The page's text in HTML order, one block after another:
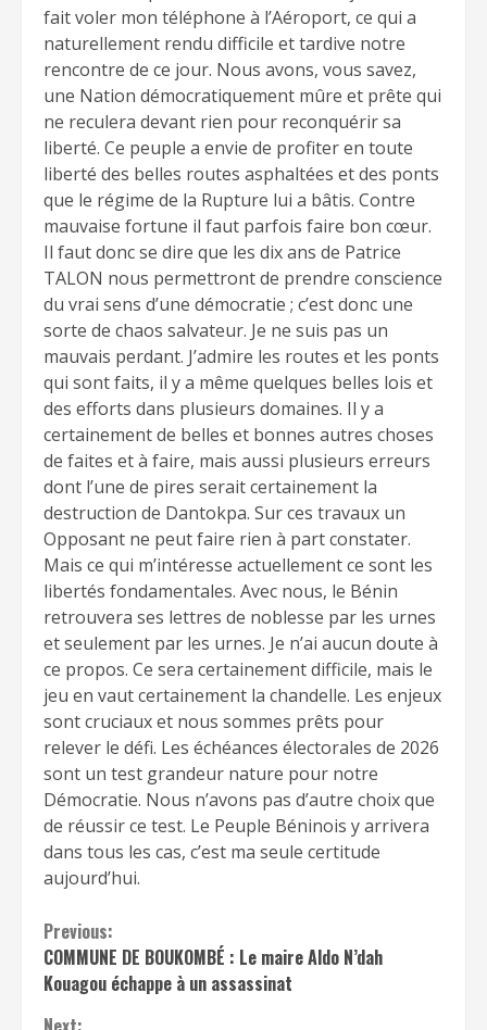
fait voler mon téléphone à l’Aéroport, ce qui a
naturellement rendu difficile et tardive notre
rencontre de ce jour. Nous avons, vous savez,
une Nation démocratiquement mûre et prête qui
ne reculera devant rien pour reconquérir sa
liberté. Ce peuple a envie de profiter en toute
liberté des belles routes asphaltées et des ponts
que le régime de la Rupture lui a bâtis. Contre
mauvaise fortune il faut parfois faire bon cœur.
Il faut donc se dire que les dix ans de Patrice
TALON nous permettront de prendre conscience
du vrai sens d’une démocratie ; c’est donc une
sorte de chaos salvateur. Je ne suis pas un
mauvais perdant. J’admire les routes et les ponts
qui sont faits, il y a même quelques belles lois et
des efforts dans plusieurs domaines. Il y a
certainement de belles et bonnes autres choses
de faites et à faire, mais aussi plusieurs erreurs
dont l’une de pires serait certainement la
destruction de Dantokpa. Sur ces travaux un
Opposant ne peut faire rien à part constater.
Mais ce qui m’intéresse actuellement ce sont les
libertés fondamentales. Avec nous, le Bénin
retrouvera ses lettres de noblesse par les urnes
et seulement par les urnes. Je n’ai aucun doute à
ce propos. Ce sera certainement difficile, mais le
jeu en vaut certainement la chandelle. Les enjeux
sont cruciaux et nous sommes prêts pour
relever le défi. Les échéances électorales de 2026
sont un test grandeur nature pour notre
Démocratie. Nous n’avons pas d’autre choix que
de réussir ce test. Le Peuple Béninois y arrivera
dans tous les cas, c’est ma seule certitude
aujourd’hui.
Continue
Reading
Previous:
COMMUNE DE BOUKOMBÉ : Le maire Aldo N’dah
Kouagou échappe à un assassinat